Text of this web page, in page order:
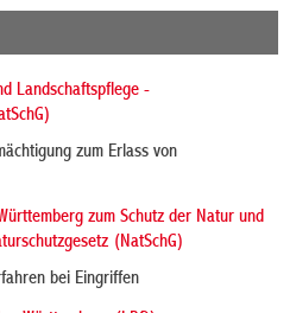
Landschaftspflege -
zum Erlass von
zum Schutz der Natur und
(NatSchG)
bei Eingriffen